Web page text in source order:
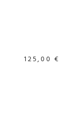
125,00 €